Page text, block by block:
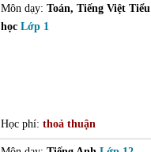
Môn dạy: Toán, Tiếng Việt Tiểu
học Lớp 1
Học phí: thoả thuận